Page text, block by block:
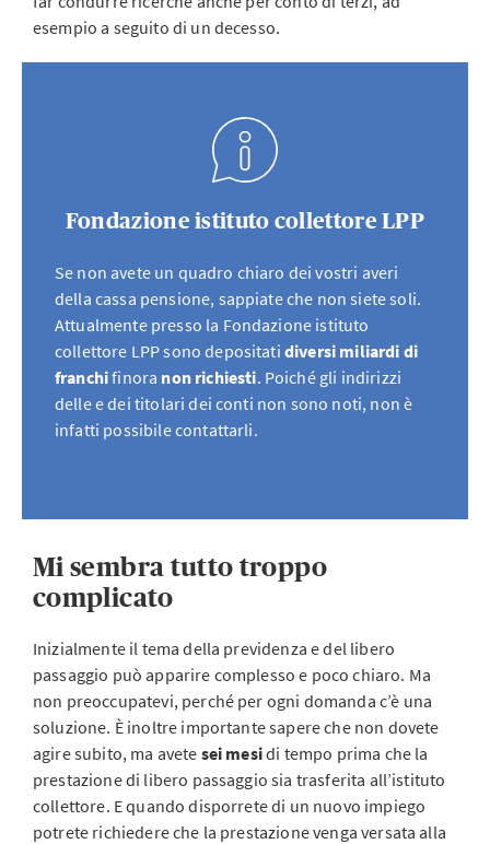
esempio a seguito di un decesso.
Fondazione istituto collettore LPP
Se non avete un quadro chiaro dei vostri averi
della cassa pensione, sappiate che non siete soli.
Attualmente presso la Fondazione istituto
collettore LPP sono depositati diversi miliardi di
franchifinora non richiesti. Poiché gli indirizzi
delle e dei titolari dei conti non sono noti, non è
infatti possibile contattarli.
Mi sembra tutto troppo
complicato
Inizialmente il tema della previdenza e del libero
passaggio può apparire complesso e poco chiaro. Ma
non preoccupatevi, perché per ogni domanda c’è una
soluzione. È inoltre importante sapere che non dovete
agire subito, ma avete sei mesidi tempo prima che la
prestazione di libero passaggio sia trasferita all’istituto
collettore. E quando disporrete di un nuovo impiego
potrete richiedere che la prestazione venga versata alla